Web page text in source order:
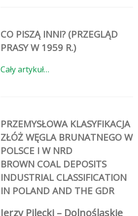
CO PISZĄ INNI? (PRZEGLĄD
PRASY W 1959 R.)
Cały artykuł…
PRZEMYSŁOWA KLASYFIKACJA
ZŁÓŻ WĘGLA BRUNATNEGO W
POLSCE I W NRD
BROWN COAL DEPOSITS
INDUSTRIAL CLASSIFICATION
IN POLAND AND THE GDR
Jerzy Pilecki – Dolnośląskie